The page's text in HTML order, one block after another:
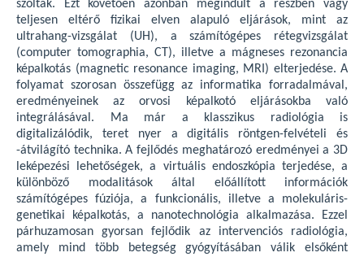
szóltak. Ezt követően azonban megindult a részben vagy
teljesen eltérő fizikai elven alapuló eljárások, mint az
ultrahang-vizsgálat (UH), a számítógépes rétegvizsgálat
(computer tomographia, CT), illetve a mágneses rezonancia
képalkotás (magnetic resonance imaging, MRI) elterjedése. A
folyamat szorosan összefügg az informatika forradalmával,
eredményeinek az orvosi képalkotó eljárásokba való
integrálásával. Ma már a klasszikus radiológia is
digitalizálódik, teret nyer a digitális röntgen-felvételi és
-átvilágító technika. A fejlődés meghatározó eredményei a 3D
leképezési lehetőségek, a virtuális endoszkópia terjedése, a
különböző modalitások által előállított információk
számítógépes fúziója, a funkcionális, illetve a molekuláris-
genetikai képalkotás, a nanotechnológia alkalmazása. Ezzel
párhuzamosan gyorsan fejlődik az intervenciós radiológia,
amely mind több betegség gyógyításában válik elsőként